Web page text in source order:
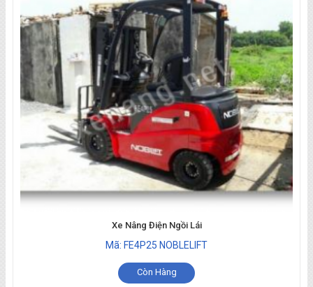
Xe Nâng Điện Ngồi Lái
Mã: FE4P25 NOBLELIFT
Còn Hàng